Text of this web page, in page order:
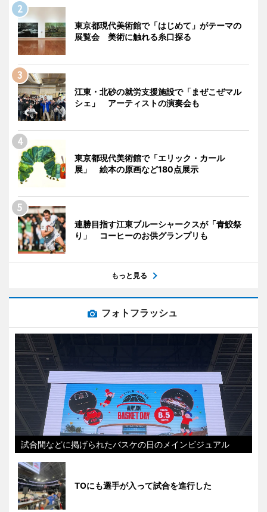
東京都現代美術館で「はじめて」がテーマの
展覧会 美術に触れる糸口探る
江東・北砂の就労支援施設で「まぜこぜマル
シェ」 アーティストの演奏会も
東京都現代美術館で「エリック・カール
展」 絵本の原画など180点展示
連勝目指す江東ブルーシャークスが「青鮫祭
り」 コーヒーのお供グランプリも
もっと見る
フォトフラッシュ
試合間などに掲げられたバスケの日のメインビジュアル
TOにも選手が入って試合を進行した